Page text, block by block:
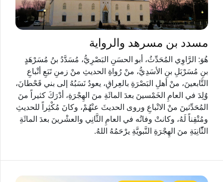
مسدد بن مسرهد والرواية
هُوَ: الرَّاوِي المُحَدِّثُ، أبو الحسَنِ البَصْرِيُّ، مُسَدَّدُ بنُ مُسَرْهَدٍ
بنِ مُسَرْبَلِ بنِ الأسَدِيُّ، منْ رُواةِ الحديثِ منْ زمنِ تَبَعِ أتْباعِ
التَّابعينَ، منْ أهلِ البَصْرَةِ بالعِراقِ، يعودُ نَسَبُهُ إلى بني قَحْطانَ،
وٌلِدَ في العامِ الخَمْسينَ بعدَ المائَةِ منَ الهِجْرَةِ، أدْرَكَ كثيراً منَ
المُحَدِّثينَ منْ الاتْباعِ وروى الحديثَ عنْهُمْ، وكانَ مُكْثِراً للحديثِ
ومُتْقِناً لَهُ، وكانتْ وفاتُه في العامِ الثَّانِي والعشْرينَ بعدَ المائَةِ
الثّّانِيَةِ منَ الهِجْرَةِ النَّبويَّةِ يرْحَمُهُ اللهُ.